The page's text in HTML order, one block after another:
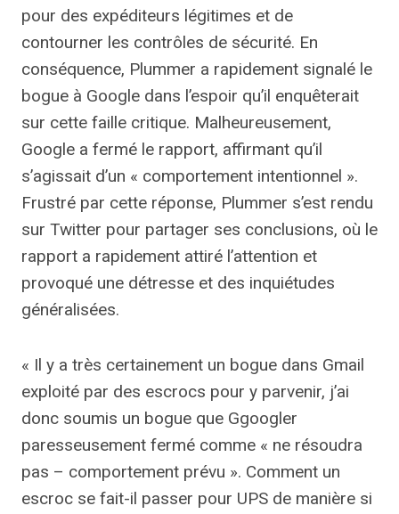
pour des expéditeurs légitimes et de
contourner les contrôles de sécurité. En
conséquence, Plummer a rapidement signalé le
bogue à Google dans l’espoir qu’il enquêterait
sur cette faille critique. Malheureusement,
Google a fermé le rapport, affirmant qu’il
s’agissait d’un « comportement intentionnel ».
Frustré par cette réponse, Plummer s’est rendu
sur Twitter pour partager ses conclusions, où le
rapport a rapidement attiré l’attention et
provoqué une détresse et des inquiétudes
généralisées.
« Il y a très certainement un bogue dans Gmail
exploité par des escrocs pour y parvenir, j’ai
donc soumis un bogue que Ggoogler
paresseusement fermé comme « ne résoudra
pas – comportement prévu ». Comment un
escroc se fait-il passer pour UPS de manière si